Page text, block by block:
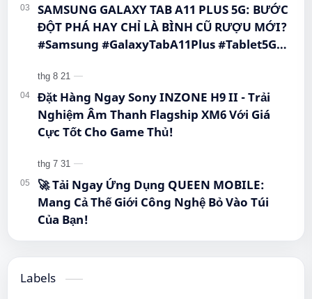
SAMSUNG GALAXY TAB A11 PLUS 5G: BƯỚC
ĐỘT PHÁ HAY CHỈ LÀ BÌNH CŨ RƯỢU MỚI?
#Samsung #GalaxyTabA11Plus #Tablet5G
Đặt Hàng Ngay Sony INZONE H9 II - Trải
Nghiệm Âm Thanh Flagship XM6 Với Giá
Cực Tốt Cho Game Thủ!
🚀 Tải Ngay Ứng Dụng QUEEN MOBILE:
Mang Cả Thế Giới Công Nghệ Bỏ Vào Túi
Của Bạn!
Labels